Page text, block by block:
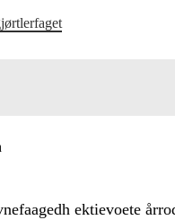
ektievoete